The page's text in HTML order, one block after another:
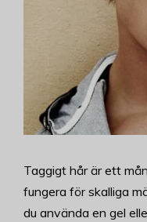
Taggigt hår är ett
fungera för skalliga
du använda en gel